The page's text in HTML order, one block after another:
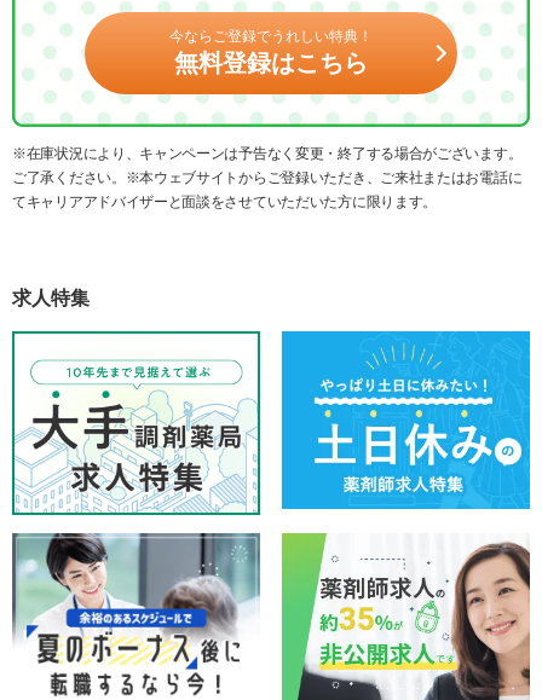
今ならご登録でうれしい特典！
無料登録はこちら
※在庫状況により、キャンペーンは予告なく変更・終了する場合がございます。
ご了承ください。※本ウェブサイトからご登録いただき、ご来社またはお電話に
てキャリアアドバイザーと面談をさせていただいた方に限ります。
求人特集